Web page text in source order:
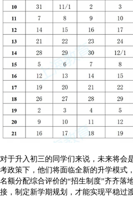
对于升入初三的同学们来说，未来将会
考政策下，他们将面临全新的升学模式
名额分配综合评价的“招生制度”齐齐落
接，制定新学期规划，才能实现平稳过渡